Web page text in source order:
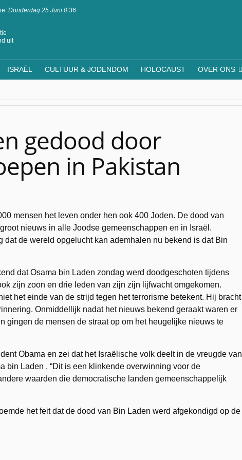
Donderdag 25 Juni 0:36
uit
ISRAËL CULTUUR & JODENDOM HOLOCAUST OVER ONS
gedood door
in Pakistan
mensen het leven onder hen ook 400 Joden. De dood van
nieuws in alle Joodse gemeenschappen en in Israël.
de wereld opgelucht kan ademhalen nu bekend is dat Bin
dat Osama bin Laden zondag werd doodgeschoten tijdens
zijn zoon en drie leden van zijn zijn lijfwacht omgekomen.
het einde van de strijd tegen het terrorisme betekent. Hij bracht
Onmiddellijk nadat het nieuws bekend geraakt waren er
gingen de mensen de straat op om het heugelijke nieuws te
Obama en zei dat het Israëlische volk deelt in de vreugde van
bin Laden . “Dit is een klinkende overwinning voor de
waarden die democratische landen gemeenschappelijk
het feit dat de dood van Bin Laden werd afgekondigd op de